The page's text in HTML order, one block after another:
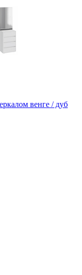
венге / дуб